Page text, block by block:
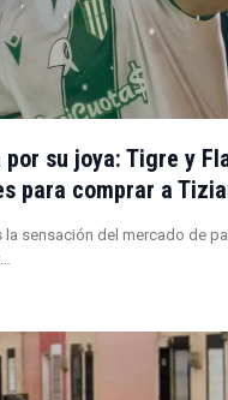
su joya: Tigre y
para comprar a
la sensación del mercado de